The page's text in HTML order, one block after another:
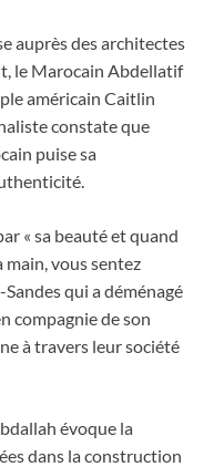
auprès des architectes
le Marocain Abdellatif
américain Caitlin
constate que
puise sa
« sa beauté et quand
main, vous sentez
qui a déménagé
compagnie de son
à travers leur société
évoque la
dans la construction